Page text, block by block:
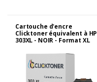
Cartouche d'encre
Clicktoner équivalent à HP
303XL - NOIR - Format XL